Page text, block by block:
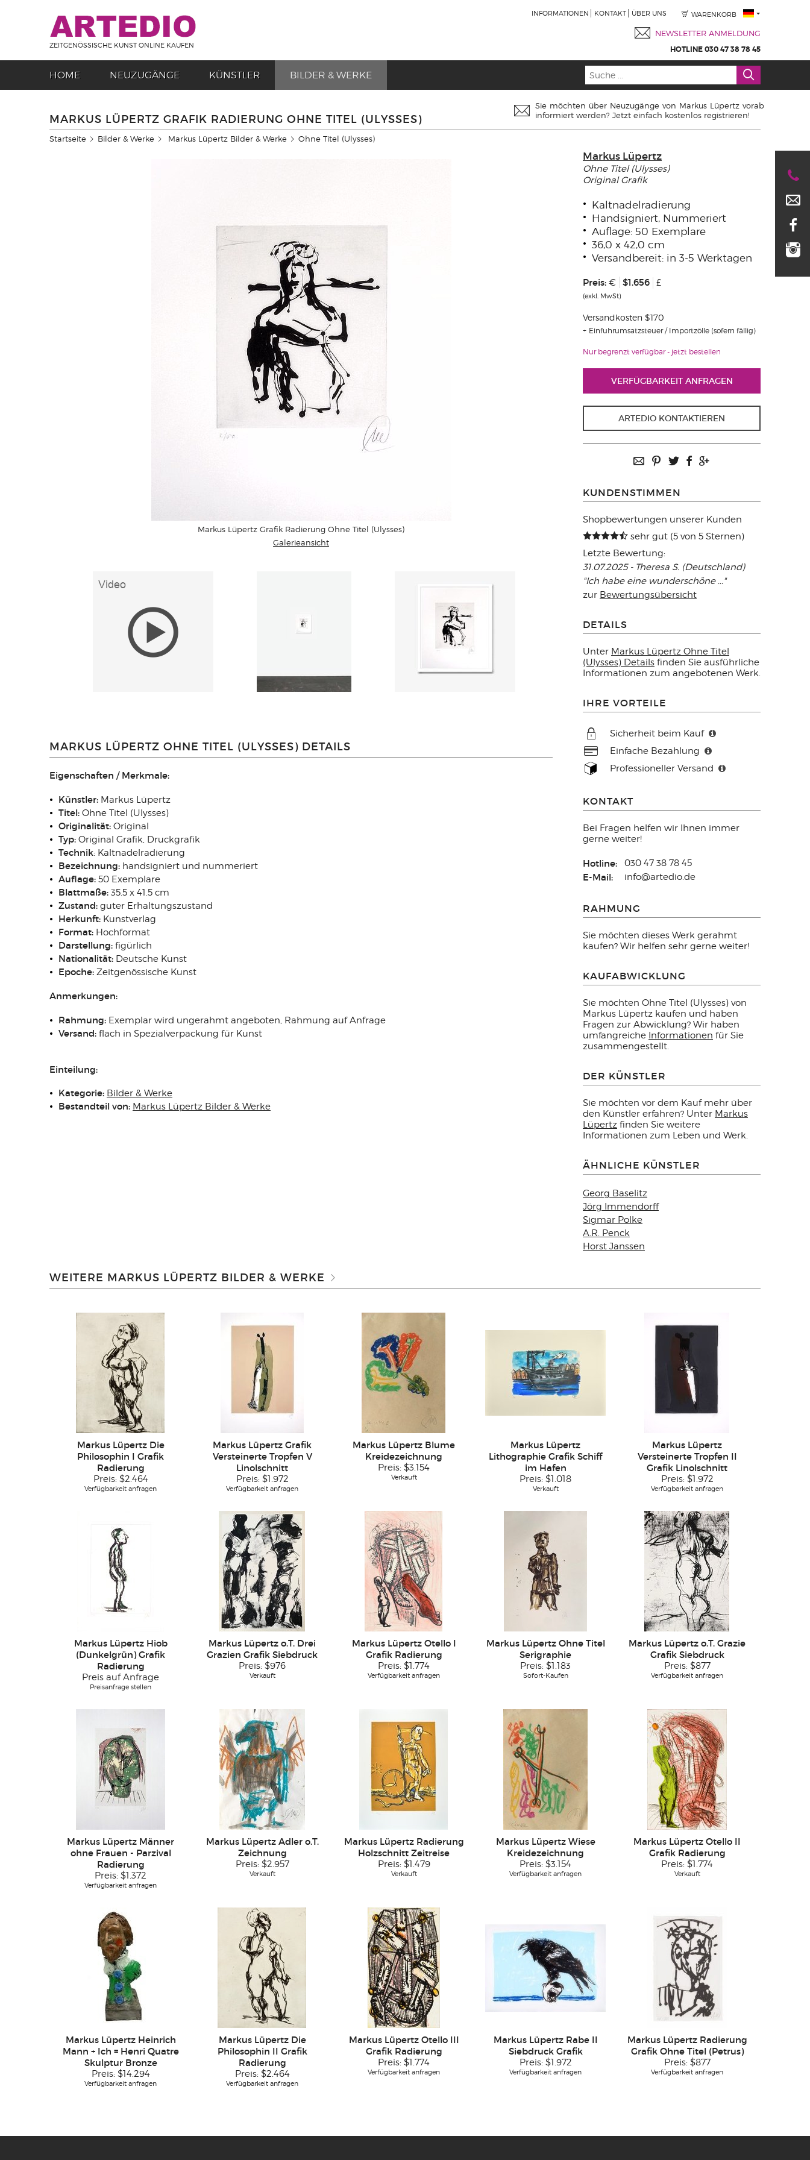
ZEITGENÖSSISCHE KUNST ONLINE KAUFEN
INFORMATIONEN KONTAKT ÜBER UNS WARENKORB
NEWSLETTER ANMELDUNG
HOTLINE 030 47 38 78 45
HOME NEUZUGÄNGE KÜNSTLER BILDER & WERKE
MARKUS LÜPERTZ GRAFIK RADIERUNG OHNE TITEL (ULYSSES)
Sie möchten über Neuzugänge von Markus Lüpertz vorab
informiert werden? Jetzt einfach kostenlos registrieren!
Startseite Bilder & Werke Markus Lüpertz Bilder & Werke Ohne Titel (Ulysses)
Markus Lüpertz Grafik Radierung Ohne Titel (Ulysses)
Galerieansicht
Markus Lüpertz
Ohne Titel (Ulysses)
Original Grafik
Kaltnadelradierung
Handsigniert, Nummeriert
Auflage: 50 Exemplare
36,0 x 42,0 cm
Versandbereit: in 3-5 Werktagen
Preis: € $1.656 £
(exkl. MwSt)
Versandkosten $170
Einfuhrumsatzsteuer / Importzölle (sofern fällig)
Nur begrenzt verfügbar - jetzt bestellen
VERFÜGBARKEIT ANFRAGEN
ARTEDIO KONTAKTIEREN
KUNDENSTIMMEN
Shopbewertungen unserer Kunden
sehr gut (5 von 5 Sternen)
Letzte Bewertung:
31.07.2025 - Theresa S. (Deutschland)
"Ich habe eine wunderschöne ..."
zur Bewertungsübersicht
DETAILS
Unter Markus Lüpertz Ohne Titel
(Ulysses) Details finden Sie ausführliche
Informationen zum angebotenen Werk.
IHRE VORTEILE
Sicherheit beim Kauf
Einfache Bezahlung
Professioneller Versand
KONTAKT
Bei Fragen helfen wir Ihnen immer
gerne weiter!
Hotline: 030 47 38 78 45
E-Mail: info@artedio.de
RAHMUNG
Sie möchten dieses Werk gerahmt
kaufen? Wir helfen sehr gerne weiter!
KAUFABWICKLUNG
Sie möchten Ohne Titel (Ulysses) von
Markus Lüpertz kaufen und haben
Fragen zur Abwicklung? Wir haben
umfangreiche Informationen für Sie
zusammengestellt.
DER KÜNSTLER
Sie möchten vor dem Kauf mehr über
den Künstler erfahren? Unter Markus
Lüpertz finden Sie weitere
Informationen zum Leben und Werk.
ÄHNLICHE KÜNSTLER
Georg Baselitz
Jörg Immendorff
Sigmar Polke
A.R. Penck
Horst Janssen
MARKUS LÜPERTZ OHNE TITEL (ULYSSES) DETAILS
Eigenschaften / Merkmale:
Künstler: Markus Lüpertz
Titel: Ohne Titel (Ulysses)
Originalität: Original
Typ: Original Grafik, Druckgrafik
Technik: Kaltnadelradierung
Bezeichnung: handsigniert und nummeriert
Auflage: 50 Exemplare
Blattmaße: 35.5 x 41.5 cm
Zustand: guter Erhaltungszustand
Herkunft: Kunstverlag
Format: Hochformat
Darstellung: figürlich
Nationalität: Deutsche Kunst
Epoche: Zeitgenössische Kunst
Anmerkungen:
Rahmung: Exemplar wird ungerahmt angeboten, Rahmung auf Anfrage
Versand: flach in Spezialverpackung für Kunst
Einteilung:
Kategorie: Bilder & Werke
Bestandteil von: Markus Lüpertz Bilder & Werke
WEITERE MARKUS LÜPERTZ BILDER & WERKE
Markus Lüpertz Die
Philosophin I Grafik
Radierung
Preis: $2.464
Verfügbarkeit anfragen
Markus Lüpertz Grafik
Versteinerte Tropfen V
Linolschnitt
Preis: $1.972
Verfügbarkeit anfragen
Markus Lüpertz Blume
Kreidezeichnung
Preis: $3.154
Verkauft
Markus Lüpertz
Lithographie Grafik Schiff
im Hafen
Preis: $1.018
Verkauft
Markus Lüpertz
Versteinerte Tropfen II
Grafik Linolschnitt
Preis: $1.972
Verfügbarkeit anfragen
Markus Lüpertz Hiob
(Dunkelgrün) Grafik
Radierung
Preis auf Anfrage
Preisanfrage stellen
Markus Lüpertz o.T. Drei
Grazien Grafik Siebdruck
Preis: $976
Verkauft
Markus Lüpertz Otello I
Grafik Radierung
Preis: $1.774
Verfügbarkeit anfragen
Markus Lüpertz Ohne Titel
Serigraphie
Preis: $1.183
Sofort-Kaufen
Markus Lüpertz o.T. Grazie
Grafik Siebdruck
Preis: $877
Verfügbarkeit anfragen
Markus Lüpertz Männer
ohne Frauen - Parzival
Radierung
Preis: $1.372
Verfügbarkeit anfragen
Markus Lüpertz Adler o.T.
Zeichnung
Preis: $2.957
Verkauft
Markus Lüpertz Radierung
Holzschnitt Zeitreise
Preis: $1.479
Verkauft
Markus Lüpertz Wiese
Kreidezeichnung
Preis: $3.154
Verfügbarkeit anfragen
Markus Lüpertz Otello II
Grafik Radierung
Preis: $1.774
Verkauft
Markus Lüpertz Heinrich
Mann + Ich = Henri Quatre
Skulptur Bronze
Preis: $14.294
Verfügbarkeit anfragen
Markus Lüpertz Die
Philosophin II Grafik
Radierung
Preis: $2.464
Verfügbarkeit anfragen
Markus Lüpertz Otello III
Grafik Radierung
Preis: $1.774
Verfügbarkeit anfragen
Markus Lüpertz Rabe II
Siebdruck Grafik
Preis: $1.972
Verfügbarkeit anfragen
Markus Lüpertz Radierung
Grafik Ohne Titel (Petrus)
Preis: $877
Verfügbarkeit anfragen